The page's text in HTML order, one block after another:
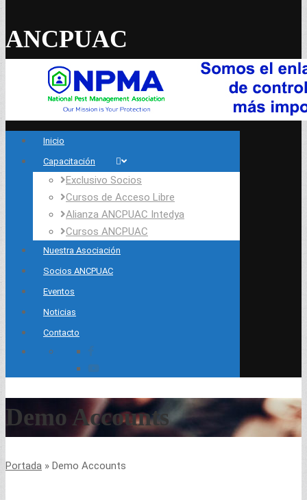
ANCPUAC
Inicio
Capacitación
Exclusivo Socios
Cursos de Acceso Libre
Alianza ANCPUAC Intedya
Cursos ANCPUAC
Nuestra Asociación
Socios ANCPUAC
Eventos
Noticias
Contacto
Demo Accounts
Portada » Demo Accounts